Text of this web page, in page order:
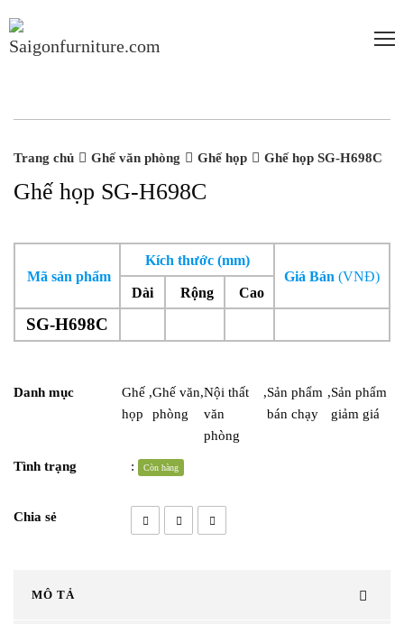
-20%
-20%
Trang chủ Ghế văn phòng Ghế họp Ghế họp SG-H698C
Ghế họp SG-H698C
Mã sản phẩm
Kích thước (mm)
Giá Bán (VNĐ)
Dài
Rộng Cao
SG-H698C
Danh mục
Ghế
họp
,Ghế văn
phòng
,Nội thất
văn
phòng
,Sản phẩm
bán chạy
,Sản phẩm
giảm giá
Tình trạng : Còn hàng
Chia sẻ
MÔ TẢ